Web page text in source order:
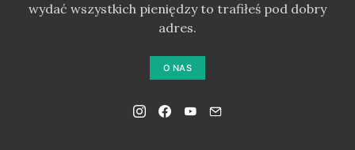
wydać wszystkich pieniędzy to trafiłeś pod dobry
adres.
O NAS